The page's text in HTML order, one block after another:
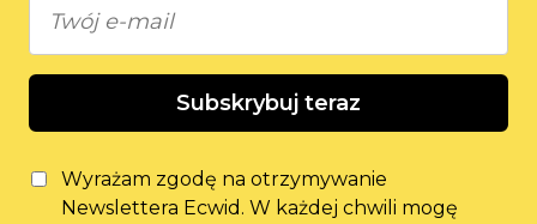
Subskrybuj teraz
Wyrażam zgodę na otrzymywanie
Newslettera Ecwid. W każdej chwili mogę